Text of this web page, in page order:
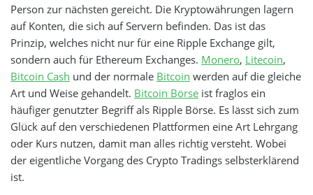
Person zur nächsten gereicht. Die Kryptowährungen lagern
auf Konten, die sich auf Servern befinden. Das ist das
Prinzip, welches nicht nur für eine Ripple Exchange gilt,
sondern auch für Ethereum Exchanges. Monero, Litecoin,
Bitcoin Cash und der normale Bitcoin werden auf die gleiche
Art und Weise gehandelt. Bitcoin Börse ist fraglos ein
häufiger genutzter Begriff als Ripple Börse. Es lässt sich zum
Glück auf den verschiedenen Plattformen eine Art Lehrgang
oder Kurs nutzen, damit man alles richtig versteht. Wobei
der eigentliche Vorgang des Crypto Tradings selbsterklärend
ist.